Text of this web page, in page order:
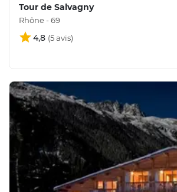
Tour de Salvagny
Rhône - 69
4,8